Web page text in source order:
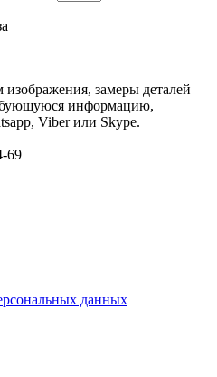
изображения, замеры деталей
информацию,
Viber или Skype.
69
данных